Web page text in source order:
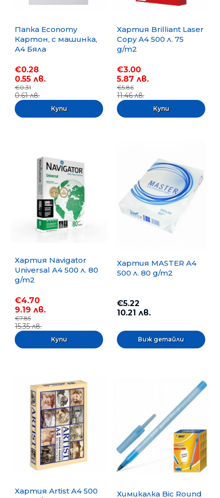
Папка Economy
Картон, с машинка,
А4 Бяла
€0.28
0.55 лв.
€0.31
0.61 лв.
Хартия Brilliant Laser
Copy A4 500 л. 75
g/m2
€3.00
5.87 лв.
€5.86
11.46 лв.
Хартия Navigator
Universal A4 500 л. 80
g/m2
€4.70
9.19 лв.
€7.85
15.35 лв.
Хартия MASTER A4
500 л. 80 g/m2
€5.22
10.21 лв.
Виж детайли
Хартия Artist A4 500
Химикалка Bic Round